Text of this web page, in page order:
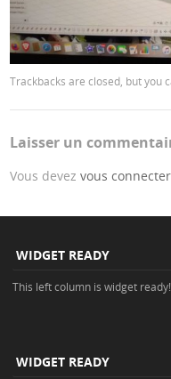
Trackbacks are closed, but you
Laisser un
Vous devezvous connecter
WIDGET READY
This left column is widget
WIDGET READY